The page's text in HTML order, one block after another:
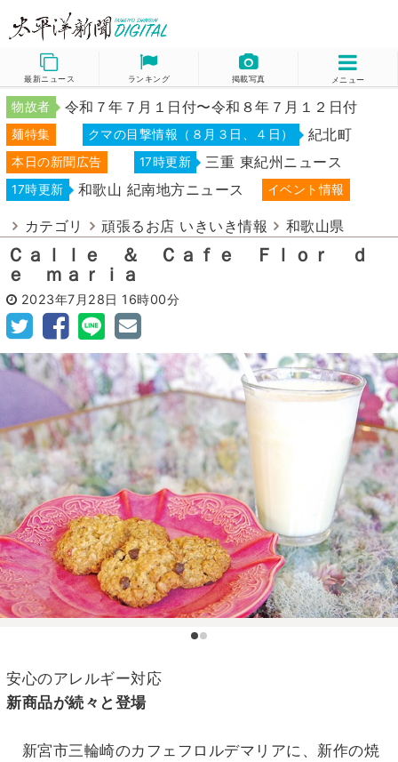
最新ニュース ランキング 掲載写真 メニュー
物故者 令和７年７月１日付〜令和８年７月１２日付
麺特集 クマの目撃情報（８月３日、４日） 紀北町
本日の新聞広告 17時更新 三重 東紀州ニュース
17時更新 和歌山 紀南地方ニュース イベント情報
カテゴリ 頑張るお店 いきいき情報 和歌山県
Ｃａｌｌｅ ＆ Ｃａｆｅ Ｆｌｏｒ ｄ
ｅ ｍａｒｉａ
2023年7月28日 16時00分
安心のアレルギー対応
新商品が続々と登場
新宮市三輪崎のカフェフロルデマリアに、新作の焼